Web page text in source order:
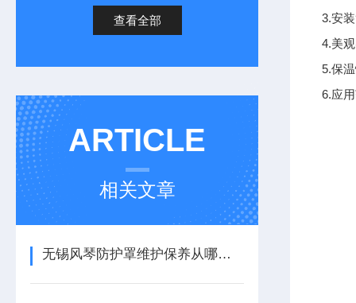
查看全部
ARTICLE
相关文章
无锡风琴防护罩维护保养从哪里着手？
3.安
4.美
5.保
6.应